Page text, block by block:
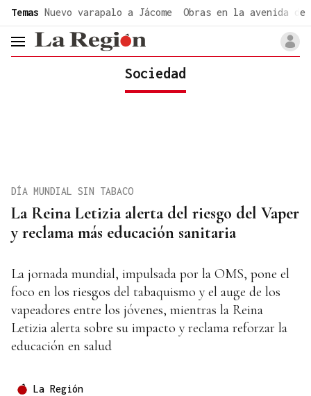
Temas Nuevo varapalo a Jácome Obras en la avenida de
header.menu.open
Sociedad
La Reina Letizia alerta del riesgo del Vaper
y reclama más educación sanitaria
DÍA MUNDIAL SIN TABACO
La jornada mundial, impulsada por la OMS, pone el
foco en los riesgos del tabaquismo y el auge de los
vapeadores entre los jóvenes, mientras la Reina
Letizia alerta sobre su impacto y reclama reforzar la
educación en salud
La Región